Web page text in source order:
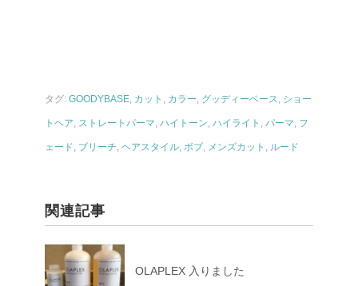
タグ: GOODYBASE, カット , カラー, グッディーベース, ショー
トヘア, ストレートパーマ, ハイトーン, ハイライト , パーマ, フ
ェード, ブリーチ, ヘアスタイル, ボブ, メンズカット , ルード
関連記事
OLAPLEX 入りました